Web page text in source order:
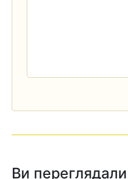
Ви переглядали